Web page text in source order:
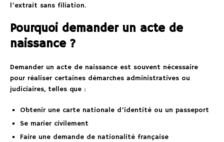
l’extrait sans filiation.
Pourquoi demander un acte de
naissance ?
Demander un acte de naissance est souvent nécessaire
pour réaliser certaines démarches administratives ou
judiciaires, telles que :
Obtenir une carte nationale d’identité ou un passeport
Se marier civilement
Faire une demande de nationalité française